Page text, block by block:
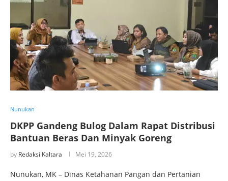
Nunukan
DKPP Gandeng Bulog Dalam Rapat Distribusi
Bantuan Beras Dan Minyak Goreng
by Redaksi Kaltara Mei 19, 2026
Nunukan, MK – Dinas Ketahanan Pangan dan Pertanian